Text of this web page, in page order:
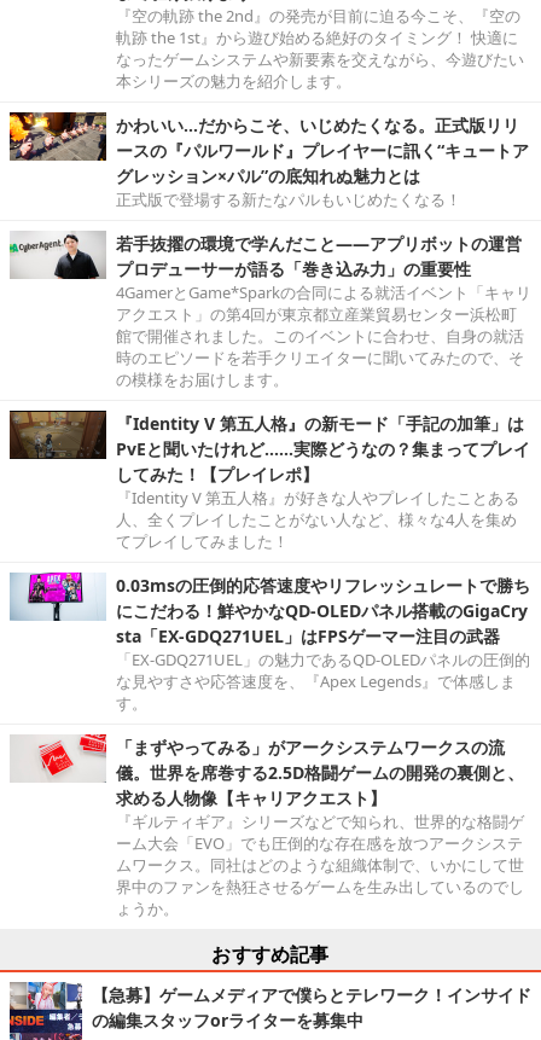
『空の軌跡 the 2nd』の発売が目前に迫る今こそ、『空の
軌跡 the 1st』から遊び始める絶好のタイミング！ 快適に
なったゲームシステムや新要素を交えながら、今遊びたい
本シリーズの魅力を紹介します。
かわいい…だからこそ、いじめたくなる。正式版リリ
ースの『パルワールド』プレイヤーに訊く“キュートア
グレッション×パル”の底知れぬ魅力とは
正式版で登場する新たなパルもいじめたくなる！
若手抜擢の環境で学んだこと――アプリボットの運営
プロデューサーが語る「巻き込み力」の重要性
4GamerとGame*Sparkの合同による就活イベント「キャリ
アクエスト」の第4回が東京都立産業貿易センター浜松町
館で開催されました。このイベントに合わせ、自身の就活
時のエピソードを若手クリエイターに聞いてみたので、そ
の模様をお届けします。
『Identity V 第五人格』の新モード「手記の加筆」は
PvEと聞いたけれど……実際どうなの？集まってプレイ
してみた！【プレイレポ】
『Identity V 第五人格』が好きな人やプレイしたことある
人、全くプレイしたことがない人など、様々な4人を集め
てプレイしてみました！
0.03msの圧倒的応答速度やリフレッシュレートで勝ち
にこだわる！鮮やかなQD-OLEDパネル搭載のGigaCry
sta「EX-GDQ271UEL」はFPSゲーマー注目の武器
「EX-GDQ271UEL」の魅力であるQD-OLEDパネルの圧倒的
な見やすさや応答速度を、『Apex Legends』で体感しま
す。
「まずやってみる」がアークシステムワークスの流
儀。世界を席巻する2.5D格闘ゲームの開発の裏側と、
求める人物像【キャリアクエスト】
『ギルティギア』シリーズなどで知られ、世界的な格闘ゲ
ーム大会「EVO」でも圧倒的な存在感を放つアークシステ
ムワークス。同社はどのような組織体制で、いかにして世
界中のファンを熱狂させるゲームを生み出しているのでし
ょうか。
おすすめ記事
【急募】ゲームメディアで僕らとテレワーク！インサイド
の編集スタッフorライターを募集中